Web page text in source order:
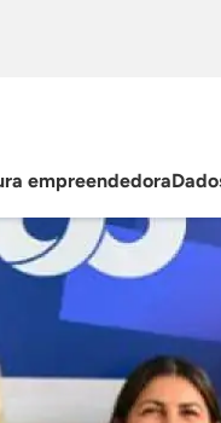
empreendedora